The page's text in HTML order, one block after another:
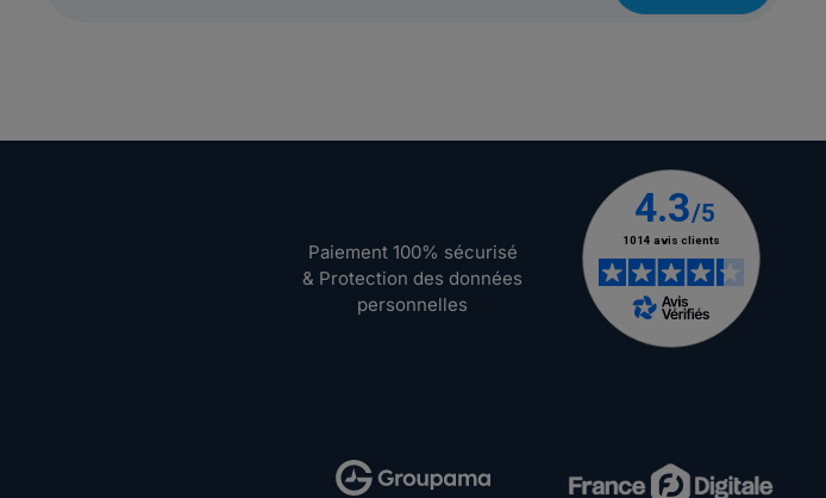
Paiement 100% sécurisé
& Protection des données
personnelles